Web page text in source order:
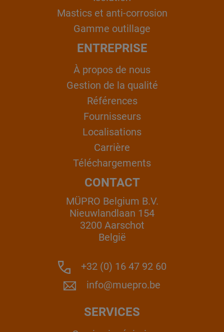
Mastics et anti-corrosion
Gamme outillage
ENTREPRISE
À propos de nous
Gestion de la qualité
Références
Fournisseurs
Localisations
Carrière
Téléchargements
CONTACT
MÜPRO Belgium B.V.
Nieuwlandlaan 154
3200 Aarschot
België
+32 (0) 16 47 92 60
info@muepro.be
SERVICES